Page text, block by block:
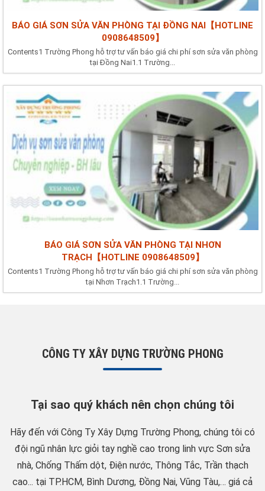
BÁO GIÁ SƠN SỬA VĂN PHÒNG TẠI ĐỒNG NAI【HOTLINE
0908648509】
Contents1 Trường Phong hỗ trợ tư vấn báo giá chi phí sơn sửa văn phòng
tại Đồng Nai1.1 Trường...
BÁO GIÁ SƠN SỬA VĂN PHÒNG TẠI NHƠN
TRẠCH【HOTLINE 0908648509】
Contents1 Trường Phong hỗ trợ tư vấn báo giá chi phí sơn sửa văn phòng
tại Nhơn Trạch1.1 Trường...
CÔNG TY XÂY DỰNG TRƯỜNG PHONG
Tại sao quý khách nên chọn chúng tôi
Hãy đến với Công Ty Xây Dựng Trường Phong, chúng tôi có
đội ngũ nhân lực giỏi tay nghề cao trong linh vực Sơn sửa
nhà, Chống Thấm dột, Điện nước, Thông Tắc, Trần thạch
cao... tại TP.HCM, Bình Dương, Đồng Nai, Vũng Tàu,… giá cả